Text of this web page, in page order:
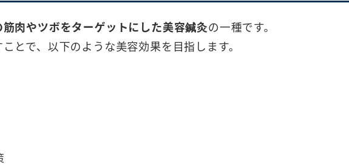
筋肉やツボをターゲットにした美容鍼灸の一種です。
とで、以下のような美容効果を目指します。